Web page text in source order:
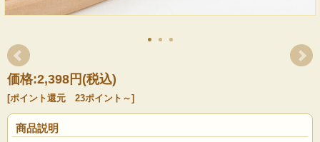
価格:2,398円 (税込)
[ポイント還元 23ポイント～]
商品説明